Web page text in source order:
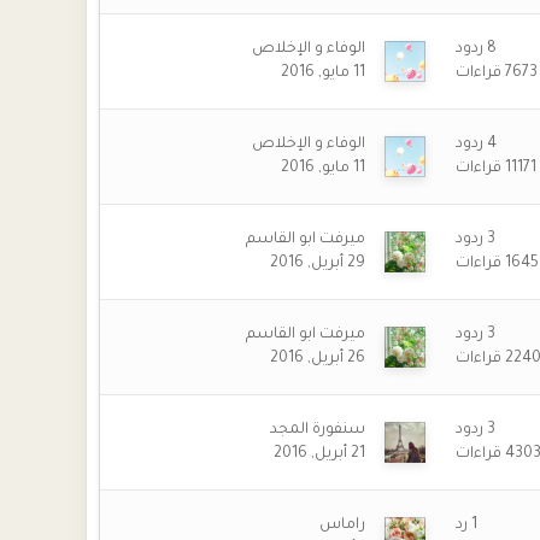
8 ردود
7673 قراءات
الوفاء و الإخلاص
11 مايو, 2016
4 ردود
11171 قراءات
الوفاء و الإخلاص
11 مايو, 2016
3 ردود
1645 قراءات
ميرفت ابو القاسم
29 أبريل, 2016
3 ردود
2240 قراءات
ميرفت ابو القاسم
26 أبريل, 2016
3 ردود
4303 قراءات
سنفورة المجد
21 أبريل, 2016
1 رد راماس